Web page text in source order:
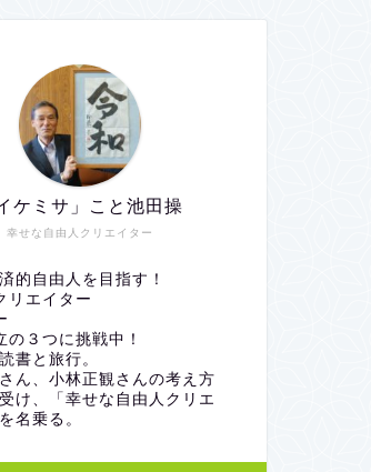
幸せな自由人クリエイター
イケミサ」こと池田操
的自由人を目指す！
リエイター
の３つに挑戦中！
書と旅行。
ん、小林正観さんの考え方
け、「幸せな自由人クリエ
名乗る。